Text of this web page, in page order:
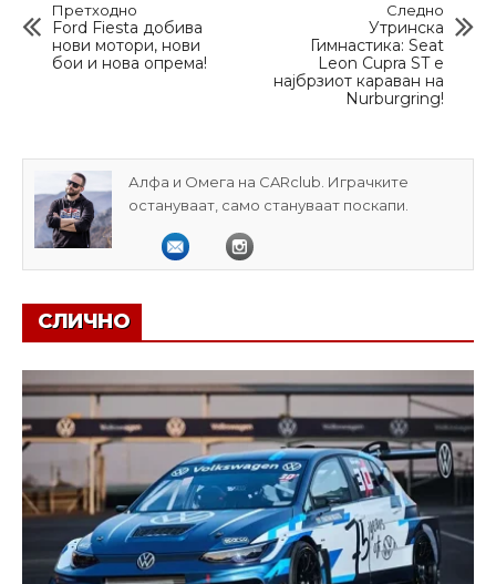
Претходно
Ford Fiesta добива
нови мотори, нови
бои и нова опрема!
Следно
Утринска
Гимнастика: Seat
Leon Cupra ST е
најбрзиот караван на
Nurburgring!
Алфа и Омега на CARclub. Играчките
остануваат, само стануваат поскапи.
СЛИЧНО